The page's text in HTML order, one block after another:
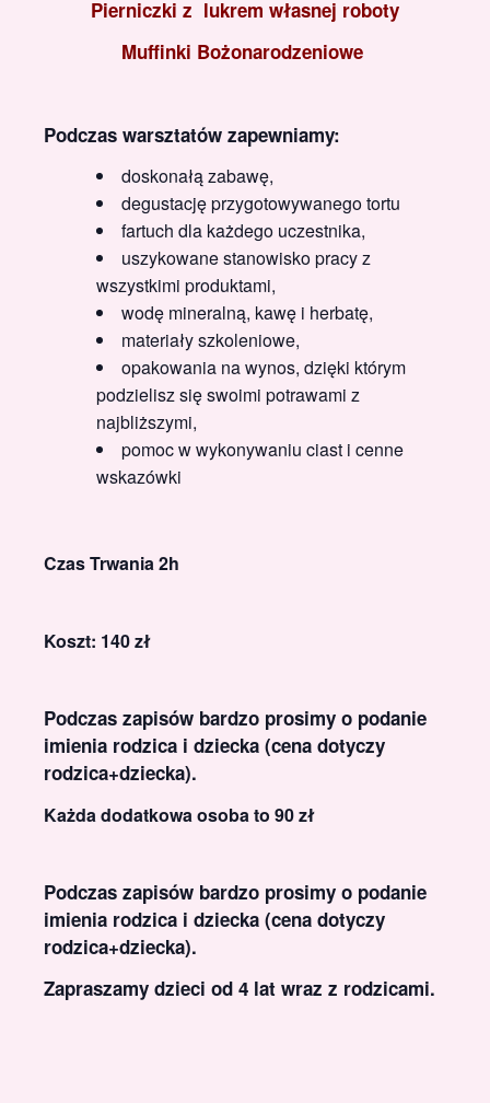
Pierniczki z lukrem własnej roboty
Muffinki Bożonarodzeniowe
Podczas warsztatów zapewniamy:
doskonałą zabawę,
degustację przygotowywanego tortu
fartuch dla każdego uczestnika,
uszykowane stanowisko pracy z
wszystkimi produktami,
wodę mineralną, kawę i herbatę,
materiały szkoleniowe,
opakowania na wynos, dzięki którym
podzielisz się swoimi potrawami z
najbliższymi,
pomoc w wykonywaniu ciast i cenne
wskazówki
Czas Trwania 2h
Koszt: 140 zł
Podczas zapisów bardzo prosimy o podanie
imienia rodzica i dziecka (cena dotyczy
rodzica+dziecka).
Każda dodatkowa osoba to 90 zł
Podczas zapisów bardzo prosimy o podanie
imienia rodzica i dziecka (cena dotyczy
rodzica+dziecka).
Zapraszamy dzieci od 4 lat wraz z rodzicami.